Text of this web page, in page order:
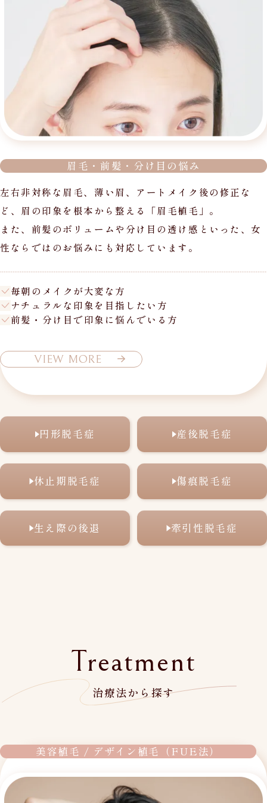
眉毛・前髪・分け目の悩み
左右非対称な眉毛、薄い眉、アートメイク後の修正な
ど、眉の印象を根本から整える「眉毛植毛」。
また、前髪のボリュームや分け目の透け感といった、女
性ならではのお悩みにも対応しています。
毎朝のメイクが大変な方
ナチュラルな印象を目指したい方
前髪・分け目で印象に悩んでいる方
VIEW MORE
円形脱毛症 産後脱毛症
休止期脱毛症 傷痕脱毛症
生え際の後退 牽引性脱毛症
Treatment
治療法から探す
美容植毛 / デザイン植毛（FUE法）